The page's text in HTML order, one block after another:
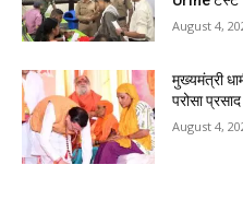
August 4,
मुख्यमंत्री
परोसा प्रसाद
August 4,